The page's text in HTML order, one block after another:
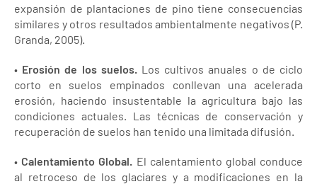
expansión de plantaciones de pino tiene consecuencias
similares y otros resultados ambientalmente negativos (P.
Granda, 2005).
• Erosión de los suelos. Los cultivos anuales o de ciclo
corto en suelos empinados conllevan una acelerada
erosión, haciendo insustentable la agricultura bajo las
condiciones actuales. Las técnicas de conservación y
recuperación de suelos han tenido una limitada difusión.
• Calentamiento Global. El calentamiento global conduce
al retroceso de los glaciares y a modificaciones en la